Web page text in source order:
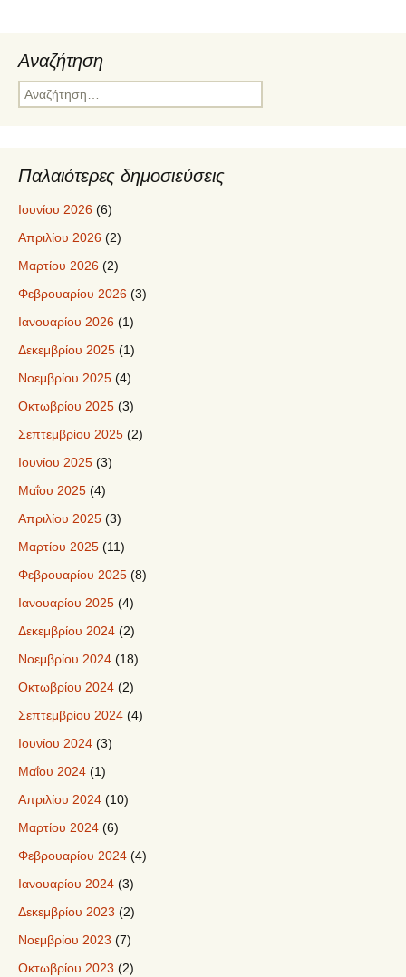
Αναζήτηση
ν
τ
η
η
γ
α
:
Παλαιότερες δημοσιεύσεις
Ιουνίου 2026 (6)
Απριλίου 2026 (2)
Μαρτίου 2026 (2)
Φεβρουαρίου 2026 (3)
Ιανουαρίου 2026 (1)
Δεκεμβρίου 2025 (1)
Νοεμβρίου 2025 (4)
Οκτωβρίου 2025 (3)
Σεπτεμβρίου 2025 (2)
Ιουνίου 2025 (3)
Μαΐου 2025 (4)
Απριλίου 2025 (3)
Μαρτίου 2025 (11)
Φεβρουαρίου 2025 (8)
Ιανουαρίου 2025 (4)
Δεκεμβρίου 2024 (2)
Νοεμβρίου 2024 (18)
Οκτωβρίου 2024 (2)
Σεπτεμβρίου 2024 (4)
Ιουνίου 2024 (3)
Μαΐου 2024 (1)
Απριλίου 2024 (10)
Μαρτίου 2024 (6)
Φεβρουαρίου 2024 (4)
Ιανουαρίου 2024 (3)
Δεκεμβρίου 2023 (2)
Νοεμβρίου 2023 (7)
Οκτωβρίου 2023 (2)